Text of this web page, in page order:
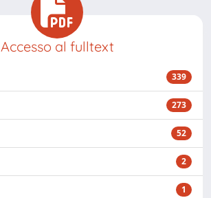
Accesso al fulltext
339
273
52
2
1